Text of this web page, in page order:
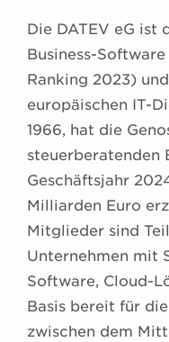
Die DATEV eG
Business-
Ranking 2023)
europäischen IT-
1966, hat die
steuerberatenden
Geschäftsjahr
Milliarden Euro
Mitglieder sind
Unternehmen mit
Software, Cloud-
Basis bereit für
zwischen dem